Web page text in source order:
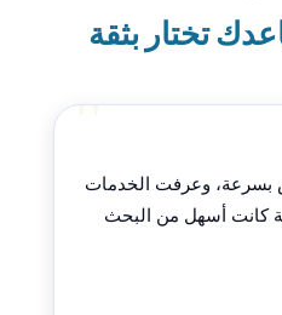
تختار بثقة
وعرفت الخدمات
كانت أسهل من البحث